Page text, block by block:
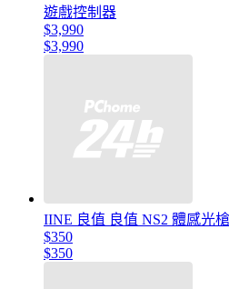
遊戲控制器
$3,990
$3,990
IINE 良值 良值 NS2 體感光
$350
$350